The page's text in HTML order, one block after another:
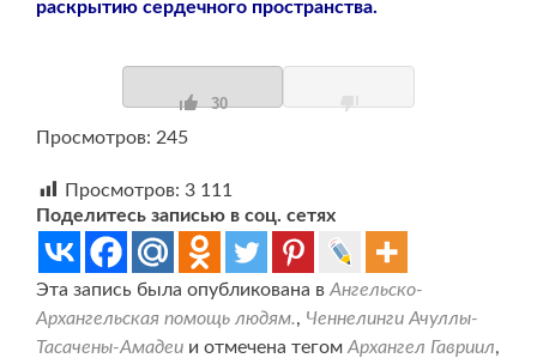
раскрытию сердечного пространства.
30
Просмотров: 245
Просмотров: 3 111
Поделитесь записью в соц. сетях
Эта запись была опубликована в Ангельско-
Архангельская помощь людям., Ченнелинги Ачуллы-
Тасачены-Амадеи и отмечена тегом Архангел Гавриил,